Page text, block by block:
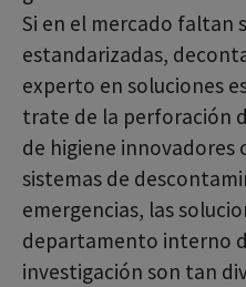
Si en el mercado faltan
estandarizadas,
experto en soluciones
trate de la perforación
de higiene innovadores
sistemas de
emergencias, las
departamento interno
investigación son tan